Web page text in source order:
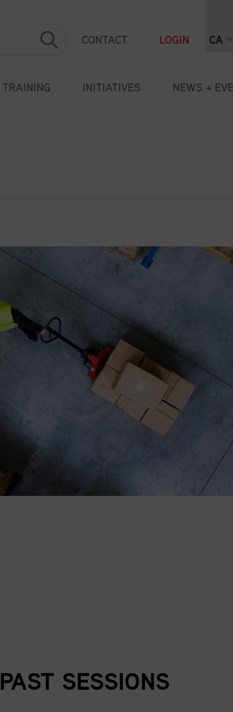
TRAINING INITIATIVES NEWS +
CONTACT LOGIN CA
PAST SESSIONS